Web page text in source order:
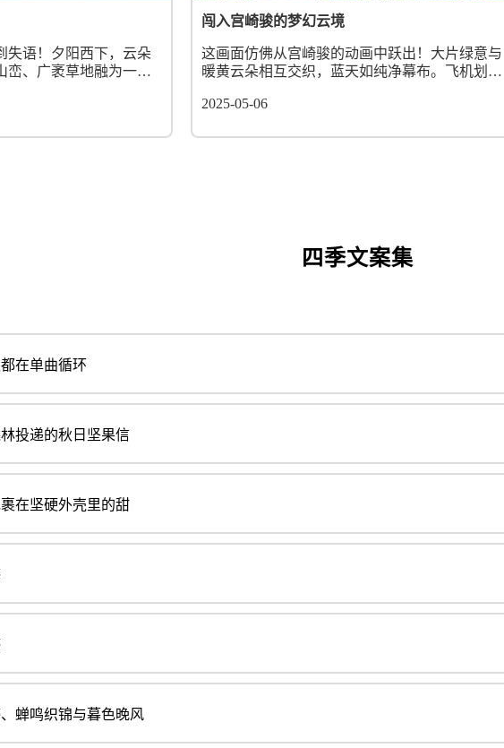
失语！夕阳西下，云朵
峦、广袤草地融为一
闯入宫崎骏的梦幻云境
这画面仿佛从宫崎骏的动画中跃出！大片绿意与
暖黄云朵相互交织，蓝天如纯净幕布。飞机划过
想乘风而去，开启奇妙冒险。...
2025-05-06
四季文案集
在单曲循环
投递的秋日坚果信
在坚硬外壳里的甜
蝉鸣织锦与暮色晚风